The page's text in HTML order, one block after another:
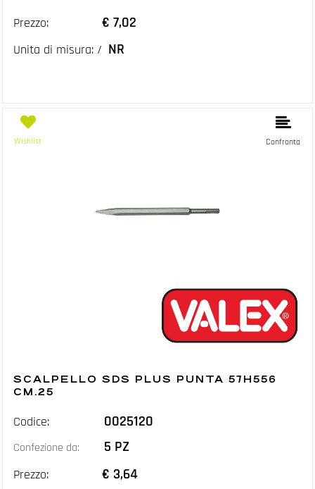
Prezzo: € 7,02
Unita di misura: / NR
Wishlist Confronta
SCALPELLO SDS PLUS PUNTA 57H556
CM.25
Codice: 0025120
Confezione da: 5 PZ
Prezzo: € 3,64